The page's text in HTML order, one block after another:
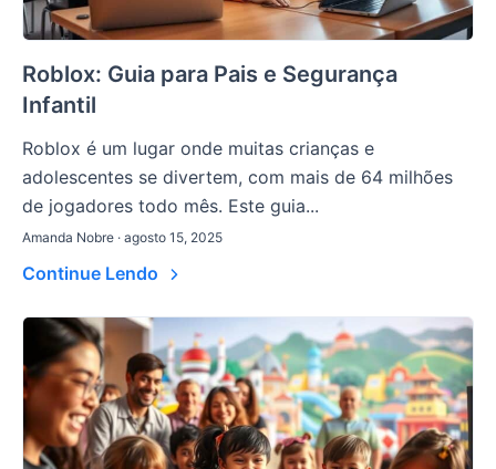
Roblox: Guia para Pais e Segurança
Infantil
Roblox é um lugar onde muitas crianças e
adolescentes se divertem, com mais de 64 milhões
de jogadores todo mês. Este guia...
Amanda Nobre · agosto 15, 2025
Continue Lendo